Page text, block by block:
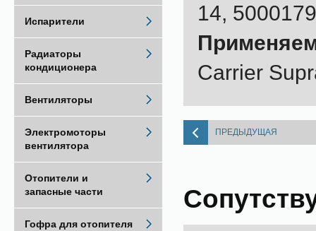
14,
Carrier
ПРЕДЫДУЩАЯ
Испарители
Радиаторы
кондиционера
Вентиляторы
Электромоторы
вентилятора
Отопители и
запасные части
Гофра для отопителя